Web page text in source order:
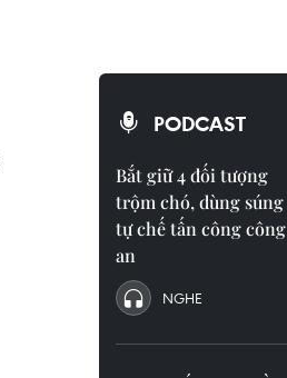
PODCAST
Bắt giữ 4 đối tượng
trộm chó, dùng súng
tự chế tấn công công
an
NGHE